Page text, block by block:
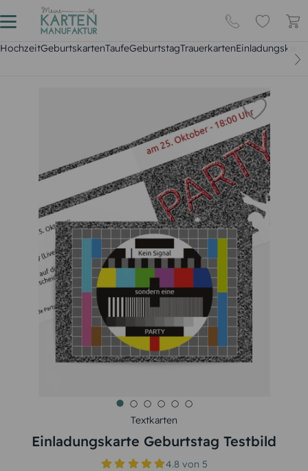
HochzeitGeburtskartenTaufeGeburtstagTrauerkarten
Textkarten
Einladungskarte Geburtstag Testbild
4.8 von5